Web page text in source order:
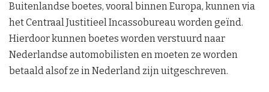
Buitenlandse boetes, vooral binnen Europa, kunnen via
het Centraal Justitieel Incassobureau worden geïnd.
Hierdoor kunnen boetes worden verstuurd naar
Nederlandse automobilisten en moeten ze worden
betaald alsof ze in Nederland zijn uitgeschreven.